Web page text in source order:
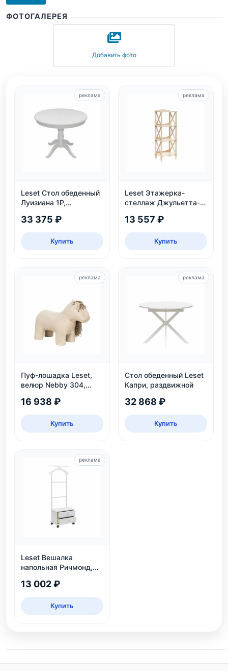
ФОТОГАЛЕРЕЯ
Добавить фото
Leset Стол обеденный
Луизиана 1Р,
33 375 ₽
Купить
реклама
Leset Этажерка-
стеллаж Джульетта-3,
13 557 ₽
Купить
реклама
Пуф-лошадка Leset,
велюр Nebby 304,
детской
16 938 ₽
Купить
реклама
Стол обеденный Leset
Капри, раздвижной
32 868 ₽
Купить
реклама
Leset Вешалка
напольная Ричмонд,
13 002 ₽
Купить
реклама